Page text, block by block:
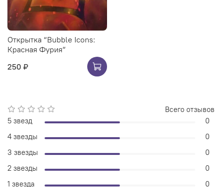
Открытка “Bubble Icons:
Красная Фурия”
250 ₽
Всего отзывов
5 звезд
0
4 звезды
0
3 звезды
0
2 звезды
0
1 звезда
0